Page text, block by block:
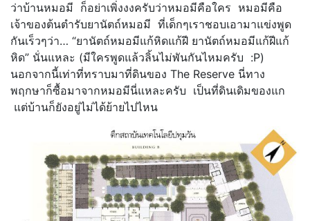
ว่าบ้านหมอมี ก็อย่าเพิ่งงงครับว่าหมอมีคือใคร หมอมีคือ
เจ้าของต้นตำรับยานัตถ์หมอมี ที่เด็กๆเราชอบเอามาแข่งพูด
กันเร็วๆว่า… “ยานัตถ์หมอมีแก้หิดแก้ฝี ยานัตถ์หมอมีแก้ฝีแก้
หิด” นั่นแหละ (มีใครพูดแล้วลิ้นไม่พันกันไหมครับ :P)
นอกจากนี้เท่าที่ทราบมาที่ดินของ The Reserve นี่ทาง
พฤกษาก็ซื้อมาจากหมอมีนี่แหละครับ เป็นที่ดินเดิมของแก
แต่บ้านก็ยังอยู่ไม่ได้ย้ายไปไหน